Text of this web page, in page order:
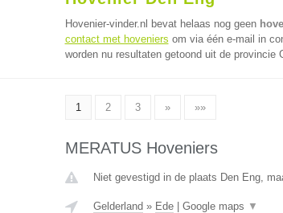
Hovenier-vinder.nl bevat helaas nog geen
contact met hoveniers om via één e-mail in
worden nu resultaten getoond uit de provincie
1 2 3 » »»
MERATUS Hoveniers
Niet gevestigd in de plaats Den Eng,
Gelderland » Ede| Google maps ▼